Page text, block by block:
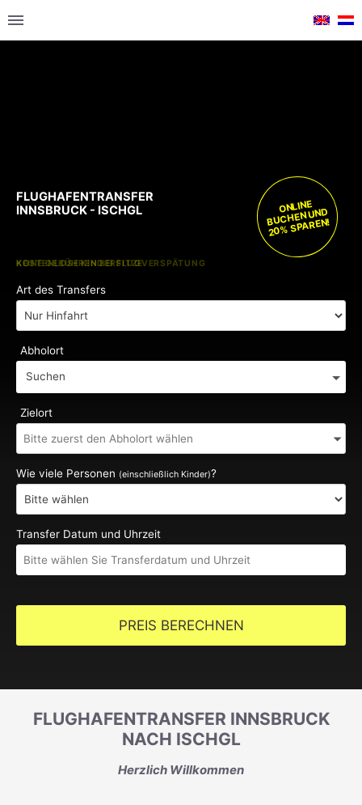
KOSTENLOSE KINDERSITZE
KEINE GEBÜHREN BEI FLUGVERSPÄTUNG
ONLINE
BUCHEN UND
20% SPAREN!
Art des Transfers
Abholort
Suchen
Zielort
Wie viele Personen (einschließlich Kinder)?
Transfer Datum und Uhrzeit
PREIS BERECHNEN
FLUGHAFENTRANSFER
INNSBRUCK - ISCHGL
FLUGHAFENTRANSFER INNSBRUCK
NACH ISCHGL
Herzlich Willkommen